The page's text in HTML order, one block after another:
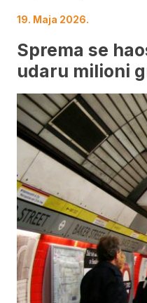
19. Maja 2026.
Sprema se
udaru milioni